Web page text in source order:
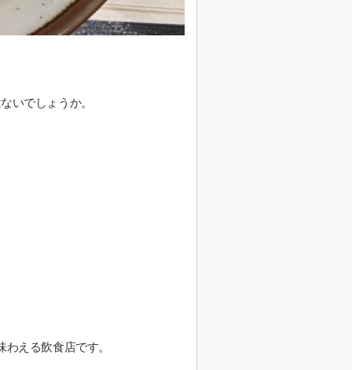
いでしょうか。
える飲食店です。